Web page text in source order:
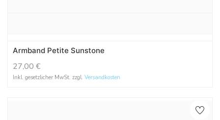
Armband Petite Sunstone
27,00 €
Inkl. gesetzlicher MwSt. zzgl. Versandkosten